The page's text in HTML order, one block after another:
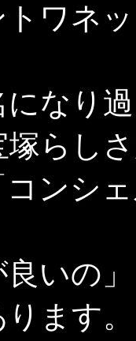
トワネ
なり
らし
ンシ
いの」
ます